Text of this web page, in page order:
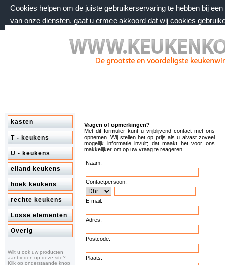
Cookies helpen om de juiste gebruikerservaring te hebben bij
van onze diensten, gaat u ermee akkoord dat wij cookies
donderdag 6 augustus 2026, 22:57 uur
Welkom bij keukenkorting.nl
kasten
T - keukens
U - keukens
eiland keukens
hoek keukens
rechte keukens
Losse elementen
Overig
Wilt u ook uw producten
aanbieden op deze site?
Klik op onderstaande knop
Vragen of opmerkingen?
Met dit formulier kunt u vrijblijvend contact met ons
opnemen. Wij stellen het op prijs als u alvast zoveel
mogelijk informatie invult; dat maakt het voor ons
makkelijker om op uw vraag te reageren.
Naam:
Contactpersoon:
E-mail:
Adres:
Postcode:
Plaats: